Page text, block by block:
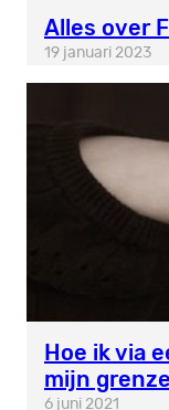
Alles over
19 januari 2023
Hoe ik via
mijn
6 juni 2021